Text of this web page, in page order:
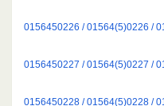
0156450226 / 01564(5)0226 /
0156450227 / 01564(5)0227 /
0156450228 / 01564(5)0228 /